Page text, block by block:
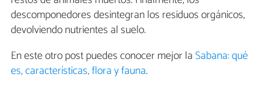
descomponedores desintegran los residuos orgánicos,
devolviendo nutrientes al suelo.
En este otro post puedes conocer mejor laSabana: qué
es, características, flora y fauna.